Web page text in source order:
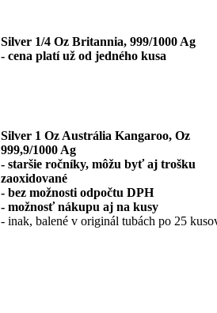
Silver 1/4 Oz Britannia, 999/1000 Ag
- cena platí už od jedného kusa
Silver 1 Oz Austrália Kangaroo, Oz
999,9/1000 Ag
- staršie ročníky, môžu byť aj trošku
zaoxidované
- bez možnosti odpočtu DPH
- možnosť nákupu aj na kusy
- inak, balené v originál tubách po 25